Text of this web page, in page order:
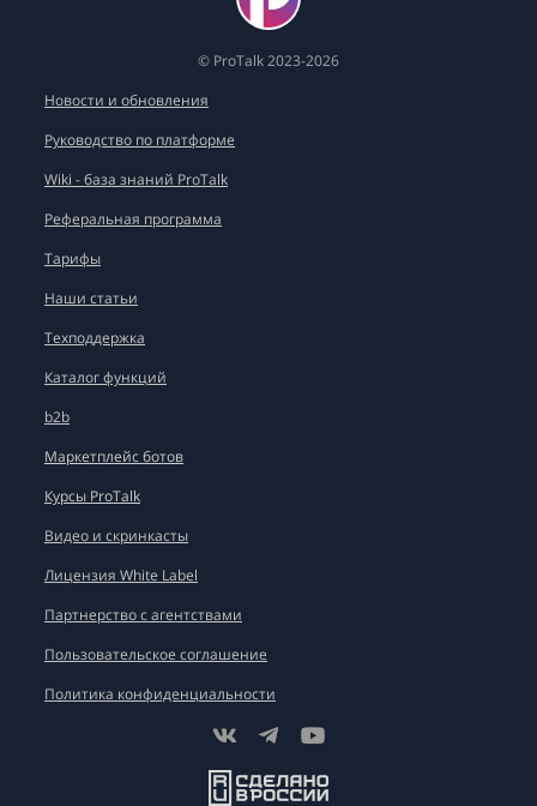
© ProTalk 2023-2026
Новости и обновления
Руководство по платформе
Wiki - база знаний ProTalk
Реферальная программа
Тарифы
Наши статьи
Техподдержка
Каталог функций
b2b
Маркетплейс ботов
Курсы ProTalk
Видео и скринкасты
Лицензия White Label
Партнерство с агентствами
Пользовательское соглашение
Политика конфиденциальности